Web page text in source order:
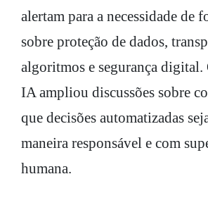
alertam para a necessidade de
sobre proteção de dados,
algoritmos e segurança digital.
IA ampliou discussões sobre
que decisões automatizadas
maneira responsável e com
humana.